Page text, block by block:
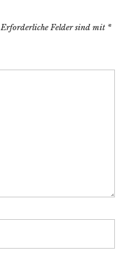
Erforderliche Felder sind mit *